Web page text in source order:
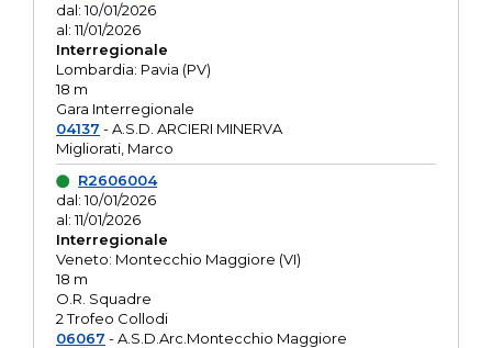
dal: 10/01/2026
al: 11/01/2026
Interregionale
Lombardia: Pavia (PV)
18 m
Gara Interregionale
04137 - A.S.D. ARCIERI MINERVA
Migliorati, Marco
R2606004
dal: 10/01/2026
al: 11/01/2026
Interregionale
Veneto: Montecchio Maggiore (VI)
18 m
O.R. Squadre
2 Trofeo Collodi
06067 - A.S.D.Arc.Montecchio Maggiore